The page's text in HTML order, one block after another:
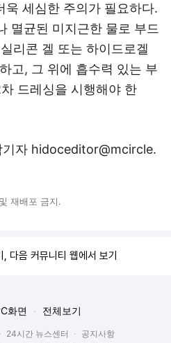
욱 세심한 주의가 필요하다.
멸균된 미지근한 물로 부드
리콘 겔 또는 하이드로겔
고, 그 위에 흡수력 있는 부
드레싱을 시행해야 한
기자 hidoceditor@mcircle.
재배포 금지.
다음 커뮤니티 웹에서 보기
화면 전체보기
24시간 뉴스센터
공지사항